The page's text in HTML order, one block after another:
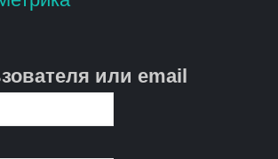
или email